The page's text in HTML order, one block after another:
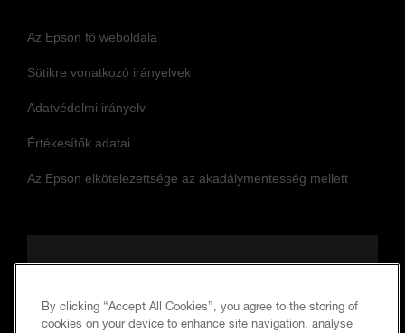
Az Epson fő weboldala
Sütikre vonatkozó irányelvek
Adatvédelmi irányelv
Értékesítők adatai
Az Epson elkötelezettsége az akadálymentesség mellett
Kövessen minket, hogy naprakész
By clicking “Accept All Cookies”, you agree to the storing of
cookies on your device to enhance site navigation, analyse